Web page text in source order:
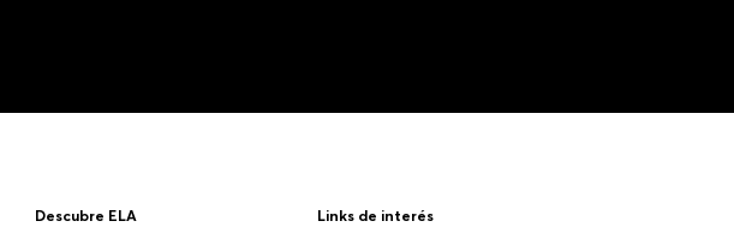
Descubre ELA Links de interés